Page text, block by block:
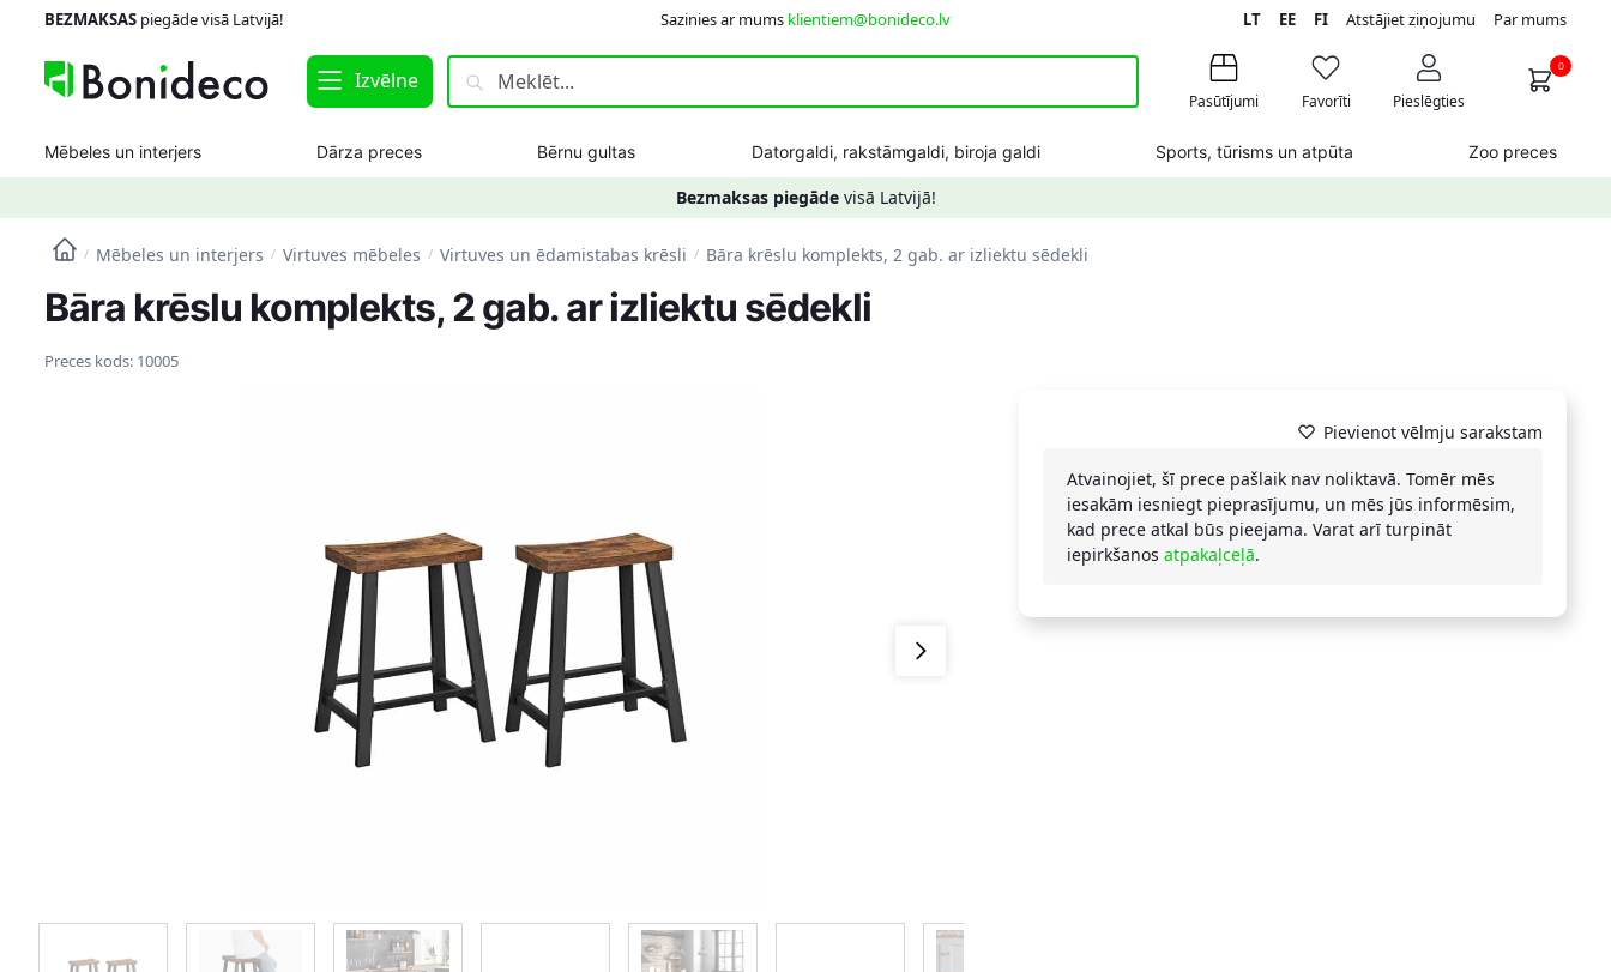
navigation
content
BEZMAKSASpiegāde visā Latvijā! Sazinies ar mums klientiem@bonideco.lv LT EE FIAtstājiet ziņojumu Par mums
Izvēlne
Meklēt:
Pasūtījumi Favorīti Pieslēgties
0
Mēbeles un interjers Dārza preces Bērnu gultas Datorgaldi, rakstāmgaldi, biroja galdi Sports, tūrisms un atpūta Zoo preces
Bezmaksas piegādevisā Latvijā!
/ Mēbeles un interjers / Virtuves mēbeles / Virtuves un ēdamistabas krēsli / Bāra krēslu komplekts, 2 gab. ar izliektu sēdekli
Bāra krēslu komplekts, 2 gab. ar izliektu sēdekli
Preces kods: 10005
Pievienot vēlmju sarakstam
Atvainojiet, šī prece pašlaik nav noliktavā. Tomēr mēs
iesakām iesniegt pieprasījumu, un mēs jūs informēsim,
kad prece atkal būs pieejama. Varat arī turpināt
iepirkšanos atpakaļceļā.